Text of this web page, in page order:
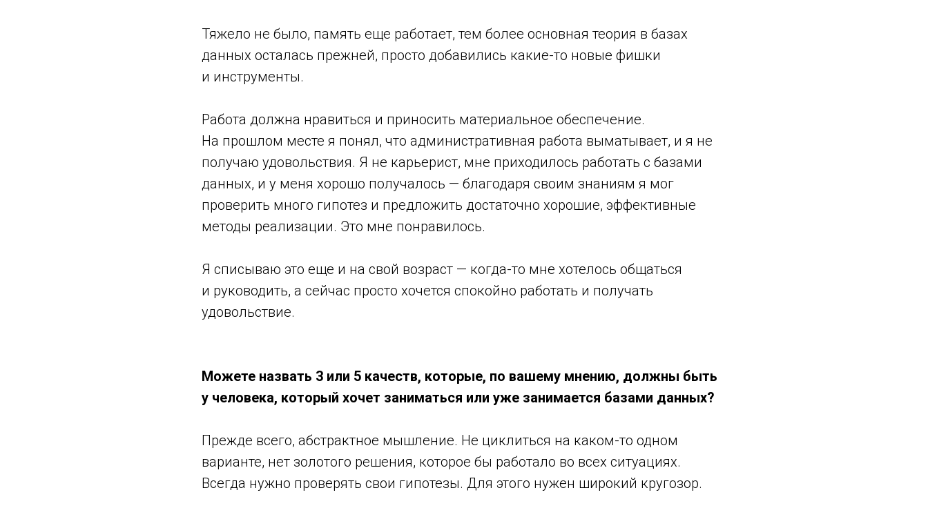
Тяжело не было, память еще работает, тем более основная теория в базах
данных осталась прежней, просто добавились какие-то новые фишки
и инструменты.
Работа должна нравиться и приносить материальное обеспечение.
На прошлом месте я понял, что административная работа выматывает, и я не
получаю удовольствия. Я не карьерист, мне приходилось работать с базами
данных, и у меня хорошо получалось — благодаря своим знаниям я мог
проверить много гипотез и предложить достаточно хорошие, эффективные
методы реализации. Это мне понравилось.
Я списываю это еще и на свой возраст — когда-то мне хотелось общаться
и руководить, а сейчас просто хочется спокойно работать и получать
удовольствие.
Можете назвать 3 или 5 качеств, которые, по вашему мнению, должны быть
у человека, который хочет заниматься или уже занимается базами данных?
Прежде всего, абстрактное мышление. Не циклиться на каком-то одном
варианте, нет золотого решения, которое бы работало во всех ситуациях.
Всегда нужно проверять свои гипотезы. Для этого нужен широкий кругозор.